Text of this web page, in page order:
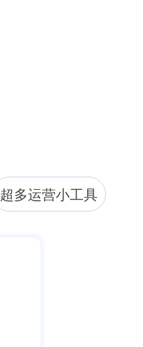
超多运营小工具